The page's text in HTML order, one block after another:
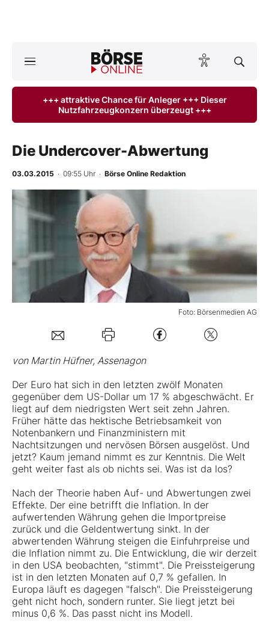
Anlageprodukte
Finanz-Check
Abo & Shop
BO-Musterdepots
Mein B:O
Mein Konto
Folgen Sie uns
Kontakt
+++ attraktive Chance für Anleger +++ Dieser
Nutzfahrzeugkonzern überzeugt +++
Die Undercover-Abwertung
03.03.2015 · 09:55 Uhr · Börse Online Redaktion
Foto: Börsenmedien AG
von Martin Hüfner, Assenagon
Der Euro hat sich in den letzten zwölf Monaten
gegenüber dem US-Dollar um 17 % abgeschwächt. Er
liegt auf dem niedrigsten Wert seit zehn Jahren.
Früher hätte das hektische Betriebsamkeit von
Notenbankern und Finanzministern mit
Nachtsitzungen und nervösen Börsen ausgelöst. Und
jetzt? Kaum jemand nimmt es zur Kenntnis. Die Welt
geht weiter fast als ob nichts sei. Was ist da los?
Nach der Theorie haben Auf- und Abwertungen zwei
Effekte. Der eine betrifft die Inflation. In der
aufwertenden Währung gehen die Importpreise
zurück und die Geldentwertung sinkt. In der
abwertenden Währung steigen die Einfuhrpreise und
die Inflation nimmt zu. Die Entwicklung, die wir derzeit
in den USA beobachten, "stimmt". Die Preissteigerung
ist in den letzten Monaten auf 0,7 % gefallen. In
Europa läuft es dagegen "falsch". Die Preissteigerung
geht nicht hoch, sondern runter. Sie liegt jetzt bei
minus 0,6 %. Das passt nicht ins Modell.